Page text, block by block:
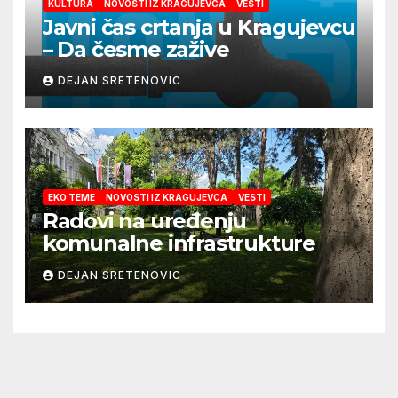
KULTURA NOVOSTI IZ KRAGUJEVCA VESTI
Javni čas crtanja u Kragujevcu
– Da česme zažive
DEJAN SRETENOVIC
EKO TEME NOVOSTI IZ KRAGUJEVCA VESTI
Radovi na uređenju
komunalne infrastrukture
DEJAN SRETENOVIC